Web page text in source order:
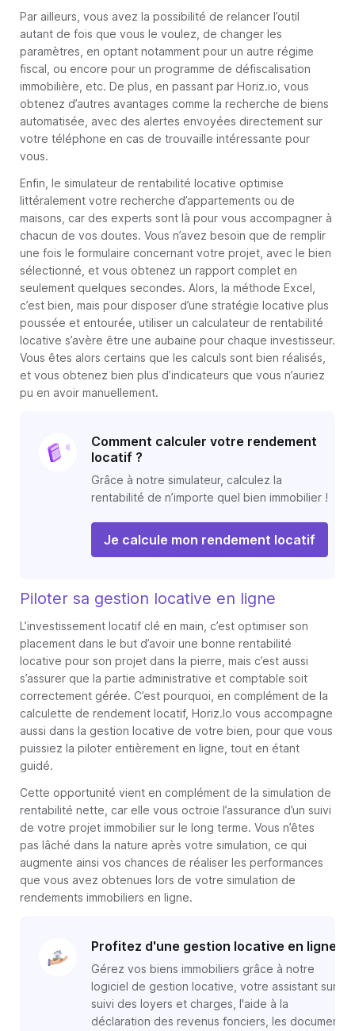
Par ailleurs, vous avez la possibilité de relancer l’outil
autant de fois que vous le voulez, de changer les
paramètres, en optant notamment pour un autre régime
fiscal, ou encore pour un programme de défiscalisation
immobilière, etc. De plus, en passant par Horiz.io, vous
obtenez d’autres avantages comme la recherche de biens
automatisée, avec des alertes envoyées directement sur
votre téléphone en cas de trouvaille intéressante pour
vous.
Enfin, le simulateur de rentabilité locative optimise
littéralement votre recherche d’appartements ou de
maisons, car des experts sont là pour vous accompagner à
chacun de vos doutes. Vous n’avez besoin que de remplir
une fois le formulaire concernant votre projet, avec le bien
sélectionné, et vous obtenez un rapport complet en
seulement quelques secondes. Alors, la méthode Excel,
c’est bien, mais pour disposer d’une stratégie locative plus
poussée et entourée, utiliser un calculateur de rentabilité
locative s’avère être une aubaine pour chaque investisseur.
Vous êtes alors certains que les calculs sont bien réalisés,
et vous obtenez bien plus d’indicateurs que vous n’auriez
pu en avoir manuellement.
Comment calculer votre rendement
locatif ?
Grâce à notre simulateur, calculez la
rentabilité de n’importe quel bien immobilier !
Je calcule mon rendement locatif
Piloter sa gestion locative en ligne
L’investissement locatif clé en main, c’est optimiser son
placement dans le but d’avoir une bonne rentabilité
locative pour son projet dans la pierre, mais c’est aussi
s’assurer que la partie administrative et comptable soit
correctement gérée. C’est pourquoi, en complément de la
calculette de rendement locatif, Horiz.Io vous accompagne
aussi dans la gestion locative de votre bien, pour que vous
puissiez la piloter entièrement en ligne, tout en étant
guidé.
Cette opportunité vient en complément de la simulation de
rentabilité nette, car elle vous octroie l’assurance d’un suivi
de votre projet immobilier sur le long terme. Vous n’êtes
pas lâché dans la nature après votre simulation, ce qui
augmente ainsi vos chances de réaliser les performances
que vous avez obtenues lors de votre simulation de
rendements immobiliers en ligne.
Profitez d'une gestion locative en ligne
Gérez vos biens immobiliers grâce à notre
logiciel de gestion locative, votre assistant sur le
suivi des loyers et charges, l'aide à la
déclaration des revenus fonciers, les documents